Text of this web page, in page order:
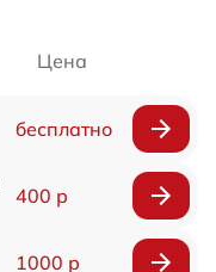
Цена
бесплатно
400 р
1000 р